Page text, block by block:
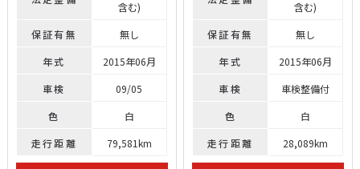
含む)
保証有無
無し
年式
2015年06月
車検
09/05
色
白
走行距離
79,581km
含む)
保証有無
無し
年式
2015年06月
車検
車検整備付
色
白
走行距離
28,089km